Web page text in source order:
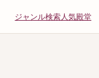
ジャンル検索人気殿堂